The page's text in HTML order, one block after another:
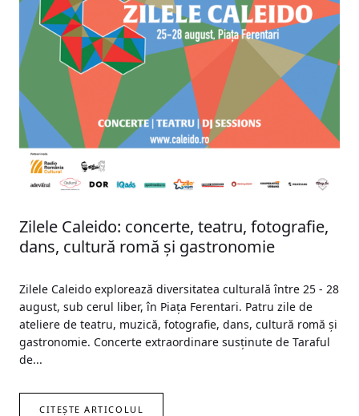
Zilele Caleido: concerte, teatru, fotografie,
dans, cultură romă și gastronomie
Zilele Caleido explorează diversitatea culturală între 25 - 28
august, sub cerul liber, în Piața Ferentari. Patru zile de
ateliere de teatru, muzică, fotografie, dans, cultură romă și
gastronomie. Concerte extraordinare susținute de Taraful
de...
CITEȘTE ARTICOLUL